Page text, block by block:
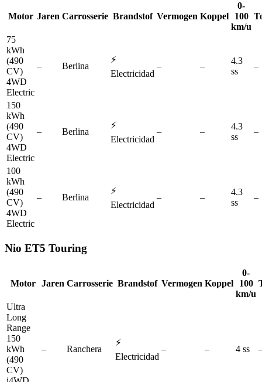
Motor Jaren Carrosserie Brandstof Vermogen Koppel
0-
100
km/u
75
kWh
(490
CV)
4WD
Electric
– Berlina
⚡
Electricidad
– –
4.3
ss
–
150
kWh
(490
CV)
4WD
Electric
– Berlina
⚡
Electricidad
– –
4.3
ss
–
100
kWh
(490
CV)
4WD
Electric
– Berlina
⚡
Electricidad
– –
4.3
ss
–
Nio ET5 Touring
Motor Jaren Carrosserie Brandstof Vermogen Koppel
0-
100
km/u
Ultra
Long
Range
150
kWh
(490
CV)
– Ranchera
⚡
Electricidad
– – 4 ss